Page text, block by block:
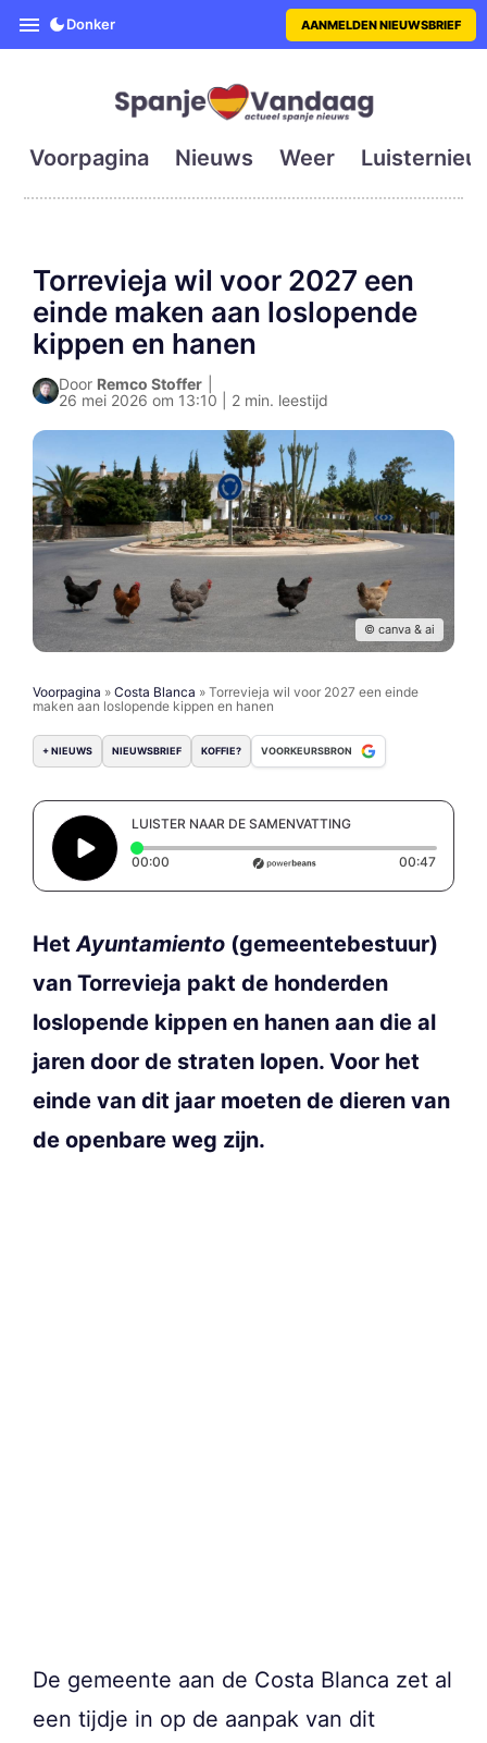
SpanjeVandaag is de eerste
Donker AANMELDEN NIEUWSBRIEF
Voorpagina Nieuws Weer
Torrevieja wil voor 2027 een
einde maken aan loslopende
kippen en hanen
Door Remco Stoffer
26 mei 2026 om 13:10 | 2 min. leestijd
© canva & ai
Voorpagina » Costa Blanca » Torrevieja wil voor 2027 een einde
maken aan loslopende kippen en hanen
+ NIEUWS NIEUWSBRIEF KOFFIE? VOORKEURSBRON
LUISTER NAAR DE SAMENVATTING
00:00 Elapsed time: 0 seconds 00:47
Het Ayuntamiento (gemeentebestuur)
van Torrevieja pakt de honderden
loslopende kippen en hanen aan die al
jaren door de straten lopen. Voor het
einde van dit jaar moeten de dieren van
de openbare weg zijn.
De gemeente aan de Costa Blanca zet al
een tijdje in op de aanpak van dit